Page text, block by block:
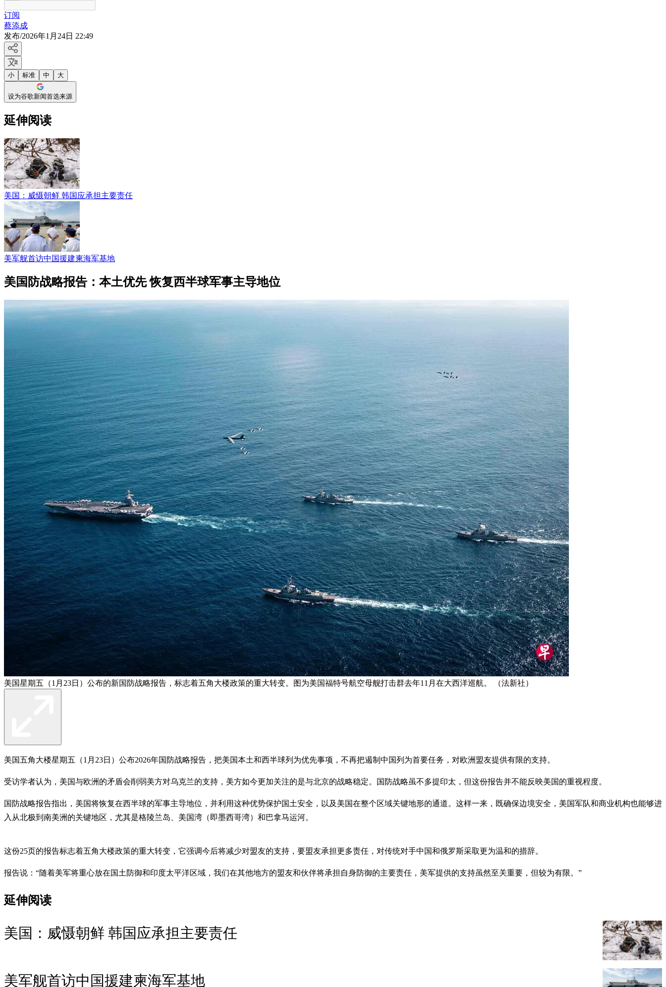
订阅
蔡添成
发布/2026年1月24日 22:49
小 标准 中 大
设为谷歌新闻首选来源
延伸阅读
美国：威慑朝鲜 韩国应承担主要责任
美军舰首访中国援建柬海军基地
美国防战略报告：本土优先 恢复西半球军事主导地位
美国星期五（1月23日）公布的新国防战略报告，标志着五角大楼政策的重大转变。图为美国福特号航空母舰打击群去年11月在大西洋巡航。 （法新社）
美国五角大楼星期五（1月23日）公布2026年国防战略报告，把美国本土和西半球列为优先事项，不再把遏制中国列为首要任务，对欧洲盟友提供有限的支持。
受访学者认为，美国与欧洲的矛盾会削弱美方对乌克兰的支持，美方如今更加关注的是与北京的战略稳定。国防战略虽不多提印太，但这份报告并不能反映美国的重视程度。
国防战略报告指出，美国将恢复在西半球的军事主导地位，并利用这种优势保护国土安全，以及美国在整个区域关键地形的通道。这样一来，既确保边境安全，美国军队和商业机构也能够进
入从北极到南美洲的关键地区，尤其是格陵兰岛、美国湾（即墨西哥湾）和巴拿马运河。
这份25页的报告标志着五角大楼政策的重大转变，它强调今后将减少对盟友的支持，要盟友承担更多责任，对传统对手中国和俄罗斯采取更为温和的措辞。
报告说：“随着美军将重心放在国土防御和印度太平洋区域，我们在其他地方的盟友和伙伴将承担自身防御的主要责任，美军提供的支持虽然至关重要，但较为有限。”
延伸阅读
美国：威慑朝鲜 韩国应承担主要责任
美军舰首访中国援建柬海军基地